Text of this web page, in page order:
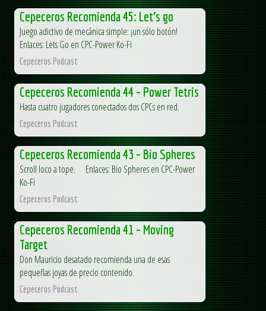
Cepeceros Recomienda 45: Let’s go
Juego adictivo de mecánica simple: ¡un sólo botón!
Enlaces: Lets Go en CPC-Power Ko-Fi
Cepeceros Podcast
Cepeceros Recomienda 44 – Power Tetris
Hasta cuatro jugadores conectados dos CPCs en red.
Cepeceros Podcast
Cepeceros Recomienda 43 – Bio Spheres
Scroll loco a tope. Enlaces: Bio Spheres en CPC-Power
Ko-Fi
Cepeceros Podcast
Cepeceros Recomienda 41 – Moving
Target
Don Mauricio desatado recomienda una de esas
pequeñas joyas de precio contenido.
Cepeceros Podcast